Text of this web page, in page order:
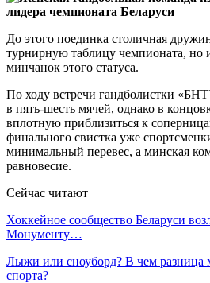
До этого поединка столичная
турнирную таблицу чемпионата, но
минчанок этого статуса.
По ходу встречи гандболистки
в пять-шесть мячей, однако в
вплотную приблизиться к
финального свистка уже
минимальный перевес, а минская
равновесие.
Сейчас читают
Хоккейное сообщество Беларуси
Монументу…
Лыжи или сноуборд? В чем разница
спорта?